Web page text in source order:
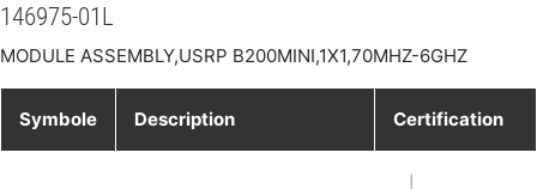
146975-01L
MODULE ASSEMBLY,USRP B200MINI,1X1,70MHZ-6GHZ
Symbole Description Certification